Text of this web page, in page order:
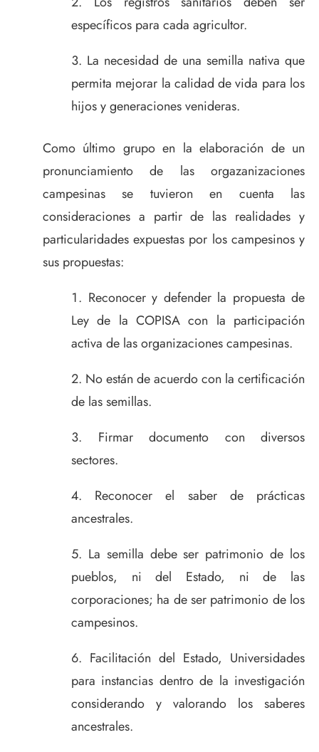
específicos para cada agricultor.
La necesidad de una semilla nativa que
permita mejorar la calidad de vida para los
hijos y generaciones venideras.
Como último grupo en la elaboración de un
pronunciamiento de las orgazanizaciones
campesinas se tuvieron en cuenta las
consideraciones a partir de las realidades y
particularidades expuestas por los campesinos y
sus propuestas:
Reconocer y defender la propuesta de
Ley de la COPISA con la participación
activa de las organizaciones campesinas.
No están de acuerdo con la certificación
de las semillas.
Firmar documento con diversos
sectores.
Reconocer el saber de prácticas
ancestrales.
La semilla debe ser patrimonio de los
pueblos, ni del Estado, ni de las
corporaciones; ha de ser patrimonio de los
campesinos.
Facilitación del Estado, Universidades
para instancias dentro de la investigación
considerando y valorando los saberes
ancestrales.